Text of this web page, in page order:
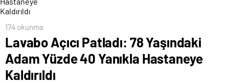
174 okunma
Lavabo Açıcı Patladı: 78 Yaşındaki
Adam Yüzde 40 Yanıkla Hastaneye
Kaldırıldı